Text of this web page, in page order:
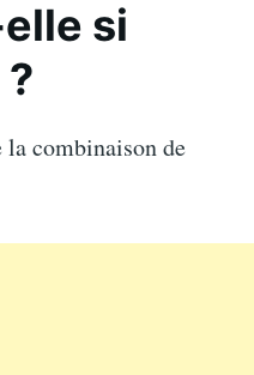
si
la combinaison de